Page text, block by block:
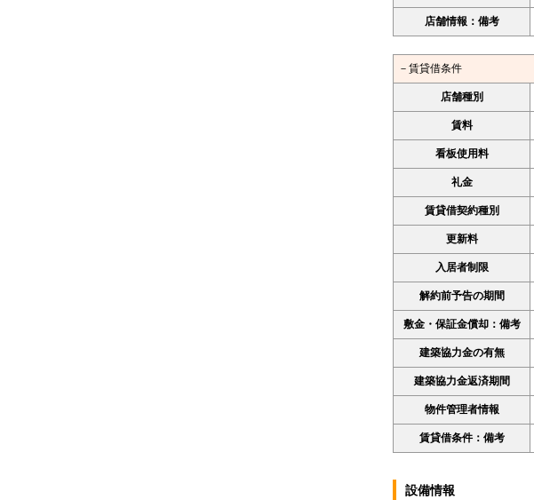
店舗情報：備考
－賃貸借条件
店舗種別
賃料
看板使用料
礼金
賃貸借契約種別
更新料
入居者制限
解約前予告の期間
敷金・保証金償却：備考
建築協力金の有無
建築協力金返済期間
物件管理者情報
賃貸借条件：備考
設備情報